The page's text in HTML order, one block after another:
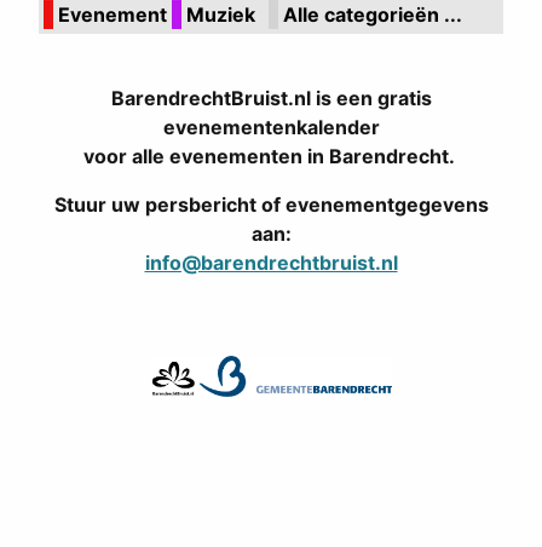
Evenement
Muziek Alle categorieën ...
BarendrechtBruist.nl is een gratis
evenementenkalender
voor alle evenementen in Barendrecht.
Stuur uw persbericht of evenementgegevens
aan:
info@barendrechtbruist.nl